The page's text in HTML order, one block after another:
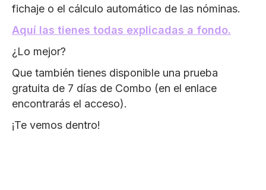
fichaje o el cálculo automático de las nóminas.
Aquí las tienes todas explicadas a fondo.
¿Lo mejor?
Que también tienes disponible una prueba
gratuita de 7 días de Combo (en el enlace
encontrarás el acceso).
¡Te vemos dentro!